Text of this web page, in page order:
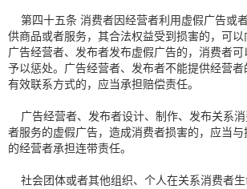
第四十五条 消费者因经营者利用虚假广告或
供商品或者服务，其合法权益受到损害的，可以
广告经营者、发布者发布虚假广告的，消费者
予以惩处。广告经营者、发布者不能提供经营
有效联系方式的，应当承担赔偿责任。
广告经营者、发布者设计、制作、发布关系
者服务的虚假广告，造成消费者损害的，应当
的经营者承担连带责任。
社会团体或者其他组织、个人在关系消费者